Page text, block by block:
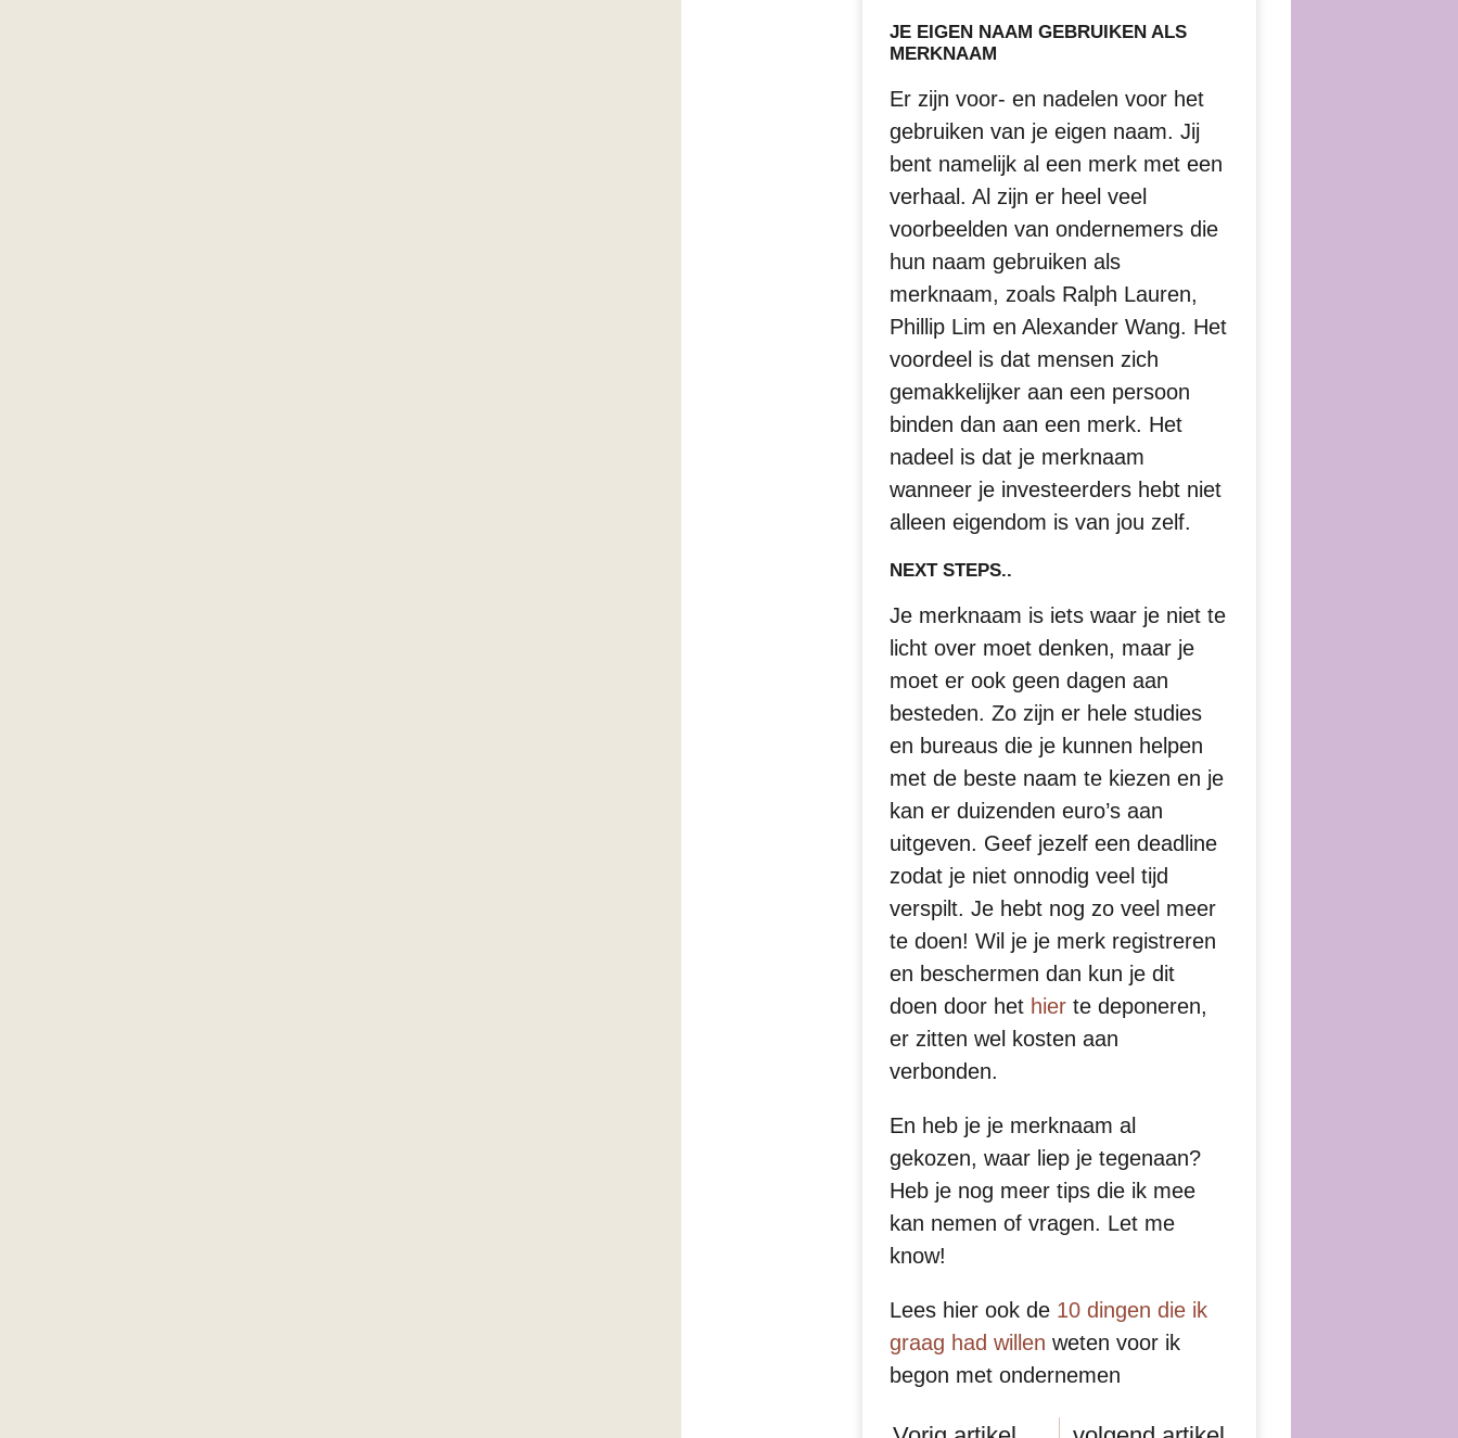
JE EIGEN NAAM GEBRUIKEN ALS
MERKNAAM
Er zijn voor- en nadelen voor het
gebruiken van je eigen naam. Jij
bent namelijk al een merk met een
verhaal. Al zijn er heel veel
voorbeelden van ondernemers die
hun naam gebruiken als
merknaam, zoals Ralph Lauren,
Phillip Lim en Alexander Wang. Het
voordeel is dat mensen zich
gemakkelijker aan een persoon
binden dan aan een merk. Het
nadeel is dat je merknaam
wanneer je investeerders hebt niet
alleen eigendom is van jou zelf.
NEXT STEPS..
Je merknaam is iets waar je niet te
licht over moet denken, maar je
moet er ook geen dagen aan
besteden. Zo zijn er hele studies
en bureaus die je kunnen helpen
met de beste naam te kiezen en je
kan er duizenden euro’s aan
uitgeven. Geef jezelf een deadline
zodat je niet onnodig veel tijd
verspilt. Je hebt nog zo veel meer
te doen! Wil je je merk registreren
en beschermen dan kun je dit
doen door het hier te deponeren,
er zitten wel kosten aan
verbonden.
En heb je je merknaam al
gekozen, waar liep je tegenaan?
Heb je nog meer tips die ik mee
kan nemen of vragen. Let me
know!
Lees hier ook de 10 dingen die ik
graag had willen weten voor ik
begon met ondernemen